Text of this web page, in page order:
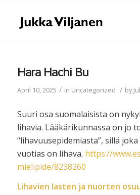
Hara Hachi Bu
April 10, 2025 / in Uncategorized / by
Suuri osa suomalaisista on
lihavia. Lääkärikunnassa on jo
“lihavuusepidemiasta”, sillä
vuotias on lihava. https://
mielipide/8238260
Lihavien lasten ja nuorten